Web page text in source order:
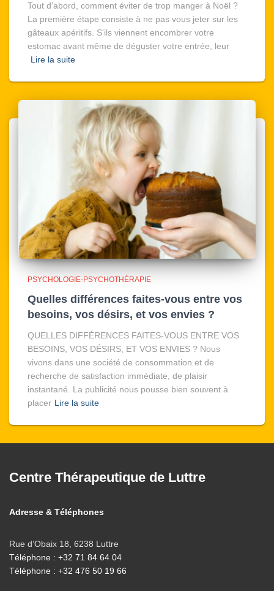
Tout d’abord, comment éviter de trop manger à Noël ?
La première étape consiste à ne pas vous jeter sur les
gâteaux apéritifs. S’ils viennent encombrer votre
estomac avant même de déguster votre entrée, leur
Lire la suite
PSYCHOLOGIE-PSYCHOTHÉRAPIE
Quelles différences faites-vous entre vos
besoins, vos désirs, et vos envies ?
QUELLES DIFFÉRENCES FAITES-VOUS ENTRE VOS
BESOINS, VOS DÉSIRS, ET VOS ENVIES ? Nous
vivons dans une société de consommation et de
recherche de satisfaction immédiate, de plaisir
instantané. La publicité nous pousse bien souvent à
placer Lire la suite
Centre Thérapeutique de Luttre
Adresse & Téléphones
Rue d’Obaix 18, 6238 Luttre
Téléphone : +32 71 84 64 04
Téléphone : +32 476 50 19 66